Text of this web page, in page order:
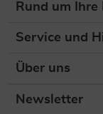
Rund um Ihre
Service und
Über uns
Newsletter